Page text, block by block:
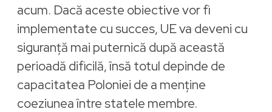
acum. Dacă aceste obiective vor fi
implementate cu succes, UE va deveni cu
siguranță mai puternică după această
perioadă dificilă, însă totul depinde de
capacitatea Poloniei de a menține
coeziunea între statele membre.